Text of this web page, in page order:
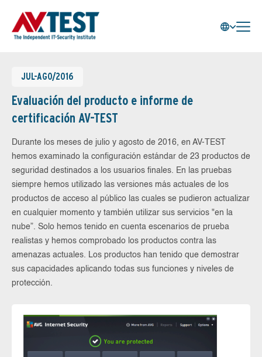
JUL-AGO/2016
Evaluación del producto e informe de
certificación AV-TEST
Durante los meses de julio y agosto de 2016, en AV-TEST
hemos examinado la configuración estándar de 23 productos de
seguridad destinados a los usuarios finales. En las pruebas
siempre hemos utilizado las versiones más actuales de los
productos de acceso al público las cuales se pudieron actualizar
en cualquier momento y también utilizar sus servicios "en la
nube”. Solo hemos tenido en cuenta escenarios de prueba
realistas y hemos comprobado los productos contra las
amenazas actuales. Los productos han tenido que demostrar
sus capacidades aplicando todas sus funciones y niveles de
protección.